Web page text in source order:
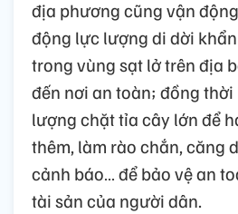
địa phương cũng vận
động lực lượng di dời
trong vùng sạt lở trên địa
đến nơi an toàn; đồng
lượng chặt tỉa cây lớn để
thêm, làm rào chắn, căng
cảnh báo… để bảo vệ an
tài sản của người dân.